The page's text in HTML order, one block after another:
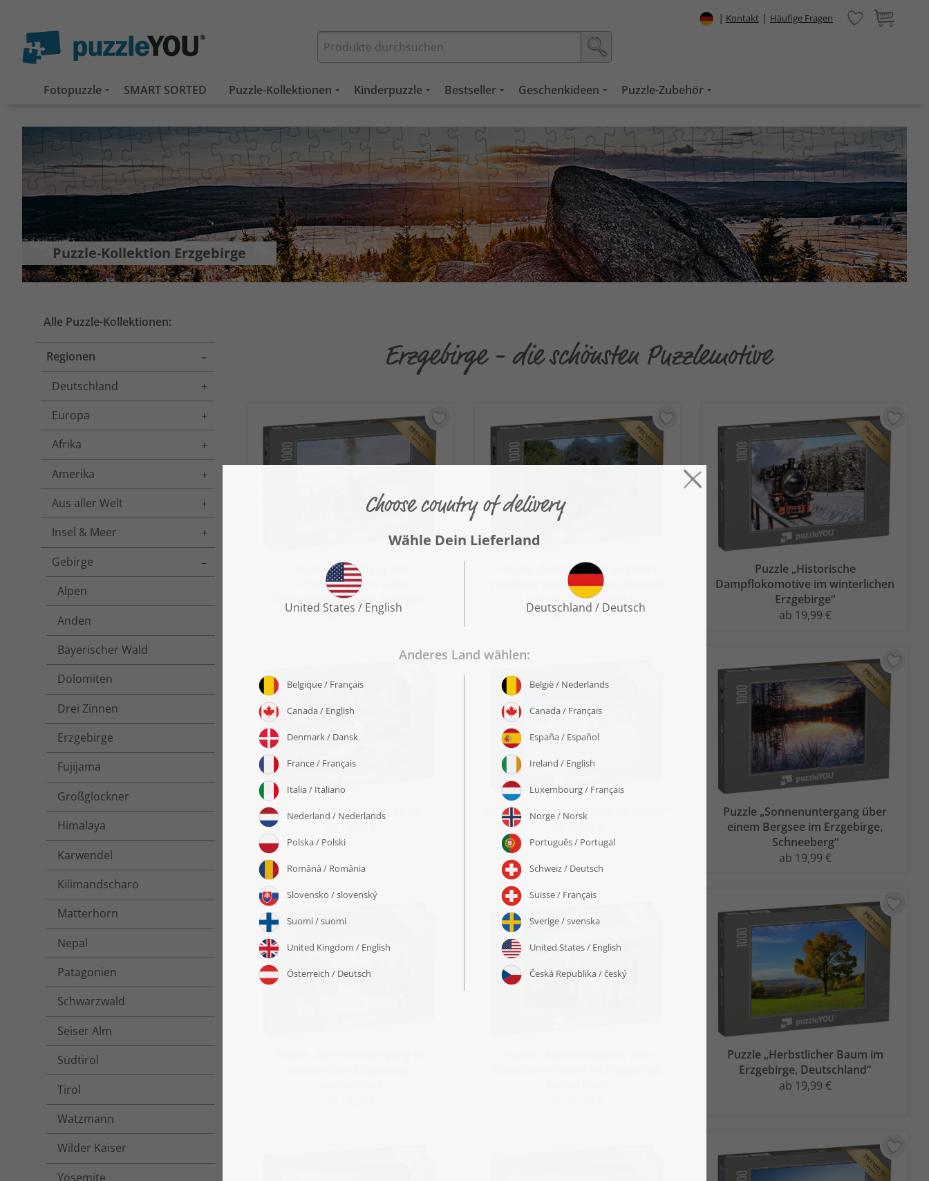
| Kontakt | Häufige Fragen
Fotopuzzle SMART SORTED Puzzle-Kollektionen Kinderpuzzle Bestseller Geschenkideen Puzzle-Zubehör
Puzzle-Kollektion Erzgebirge
Alle Puzzle-Kollektionen:
Regionen
Toggle menu
Deutschland
Toggle menu
Europa
Toggle menu
Afrika
Toggle menu
Amerika
Toggle menu
Aus aller Welt
Toggle menu
Insel & Meer
Toggle menu
Gebirge
Toggle menu
Alpen
Anden
Bayerischer Wald
Dolomiten
Drei Zinnen
Erzgebirge
Fujijama
Großglockner
Himalaya
Karwendel
Kilimandscharo
Matterhorn
Nepal
Patagonien
Schwarzwald
Seiser Alm
Südtirol
Tirol
Watzmann
Wilder Kaiser
Yosemite
Erzgebirge - die schönsten Puzzlemotive
Puzzle „Dampfzug der
Fichtelbergbahn nahe
Oberwiesenthal, Deutschland“
ab 19,99 €
Puzzle „Nostalgische Zugfahrt
zwischen Steinbach und Jöhstadt,
Sachsen, Deutschland“
ab 19,99 €
Puzzle „Historische
Dampflokomotive im winterlichen
Erzgebirge“
ab 19,99 €
Puzzle „Fluss im Erzgebirge“
Puzzle „Berg Fichtelberg im Winter“
Puzzle „Sonnenuntergang über
einem Bergsee im Erzgebirge,
Schneeberg“
ab 19,99 €
Puzzle „Herbstlicher Baum im
Erzgebirge, Deutschland“
ab 19,99 €